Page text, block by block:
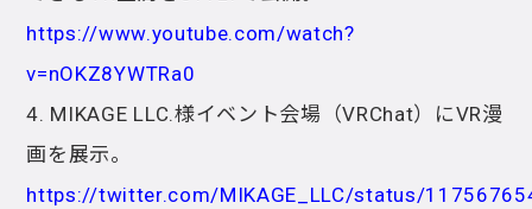
https://www.youtube.com/watch?
v=nOKZ8YWTRa0
4. MIKAGE LLC.様イベント会場（VRChat）にVR漫
画を展示。
https://twitter.com/MIKAGE_LLC/status/